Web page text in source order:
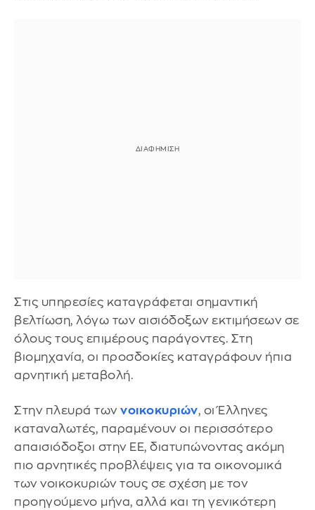
Στις υπηρεσίες καταγράφεται σημαντική
βελτίωση, λόγω των αισιόδοξων εκτιμήσεων σε
όλους τους επιμέρους παράγοντες. Στη
βιομηχανία, οι προσδοκίες καταγράφουν ήπια
αρνητική μεταβολή.
Στην πλευρά των νοικοκυριών, οι Έλληνες
καταναλωτές, παραμένουν οι περισσότερο
απαισιόδοξοι στην ΕΕ, διατυπώνοντας ακόμη
πιο αρνητικές προβλέψεις για τα οικονομικά
των νοικοκυριών τους σε σχέση με τον
προηγούμενο μήνα, αλλά και τη γενικότερη